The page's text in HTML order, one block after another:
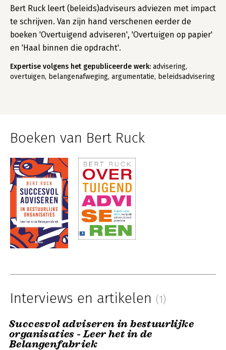
Bert Ruck leert (beleids)adviseurs adviezen met impact
te schrijven. Van zijn hand verschenen eerder de
boeken 'Overtuigend adviseren', 'Overtuigen op papier'
en 'Haal binnen die opdracht'.
Expertise volgens het gepubliceerde werk: advisering,
overtuigen, belangenafweging, argumentatie, beleidsadvisering
Boeken van Bert Ruck
Interviews en artikelen (1)
Succesvol adviseren in bestuurlijke
organisaties - Leer het in de
Belangenfabriek